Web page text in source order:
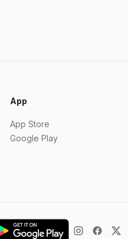
App
App Store
Google Play